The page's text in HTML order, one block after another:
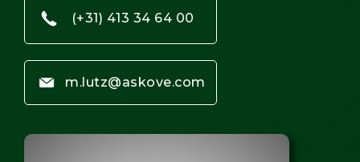
(+31) 413 34 64 00
m.lutz@askove.com